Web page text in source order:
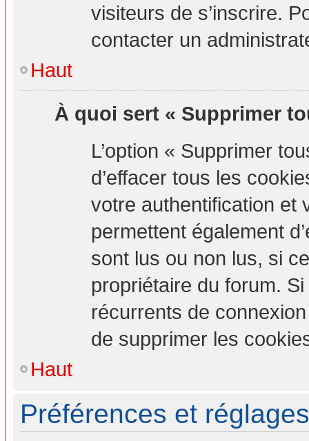
visiteurs de s’inscrire.
contacter un
Haut
À quoi sert « Supprimer
L’option « Supprimer
d’effacer tous les
votre authentification et
permettent également
sont lus ou non lus, si
propriétaire du forum.
récurrents de
de supprimer les
Haut
Préférences et